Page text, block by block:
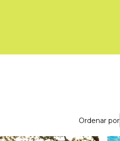
Ordenar por